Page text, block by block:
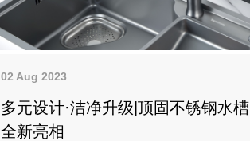
02 Aug 2023
多元设计·洁净升级|顶固不锈钢水槽
全新亮相